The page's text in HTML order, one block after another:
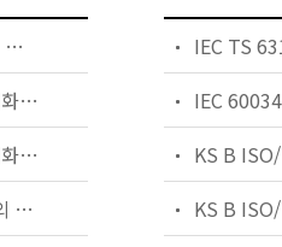
KS F 2257-1 - 건축 부재의 내화 시험방법 — 일반 요구사항
KS F 2257-7(2019 확인) - 건축 부재의 내화 시험방법 — 기둥의 성능 조건
KS F 2257-5(2019 확인) - 건축 부재의 내화 시험방법 — 수평 내력 구획 부재의 성능 조건
KS F 2257-9(2018 확인) - 건축구조부재의 내화시험방법 — 비내력 천장의 성능조건